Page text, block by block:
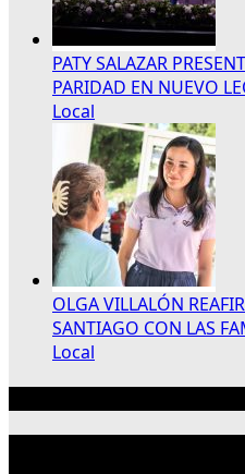
PATY SALAZAR
PARIDAD EN NUEVO
Local
OLGA VILLALÓN
SANTIAGO CON LAS
Local